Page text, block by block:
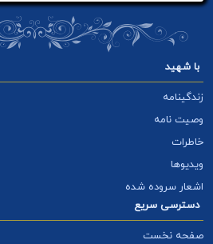
با شهید
زندگینامه
وصیت نامه
خاطرات
ویدیوها
اشعار سروده شده
دسترسی سریع
صفحه نخست